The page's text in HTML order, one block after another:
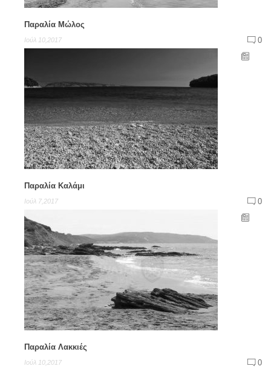
Παραλία Μώλος
Ιούλ 10,2017 0
Παραλία Καλάμι
Ιούλ 7,2017 0
Παραλία Λακκιές
Ιούλ 10,2017 0